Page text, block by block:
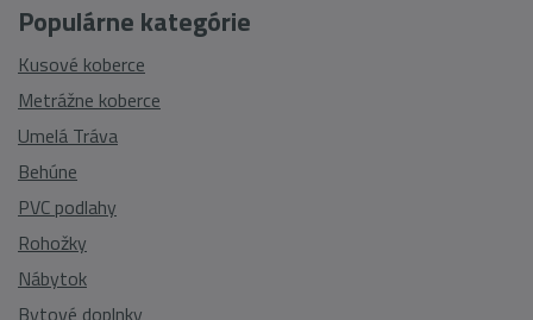
Populárne kategórie
Kusové koberce
Metrážne koberce
Umelá Tráva
Behúne
PVC podlahy
Rohožky
Nábytok